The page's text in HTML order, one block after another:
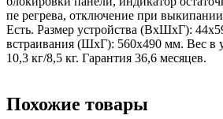
пе регрева, отключение при
Есть. Размер устройства (ВхШхГ):
встраивания (ШхГ): 560х490 мм. Вес в
10,3 кг/8,5 кг. Гарантия 36,6 месяцев.
Похожие товары